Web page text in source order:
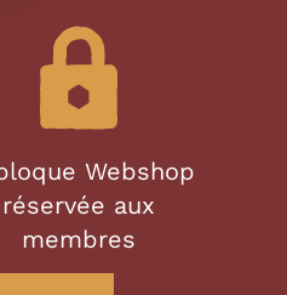
Webshop
réservée aux
membres